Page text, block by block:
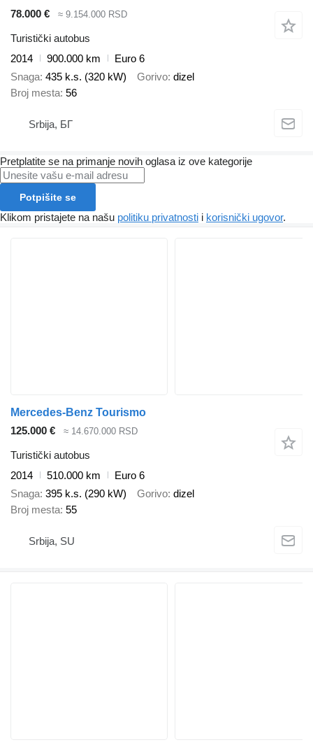
78.000 €
≈ 9.154.000 RSD
Turistički autobus
2014
900.000 km
Euro 6
Snaga 435 k.s. (320 kW) Gorivo dizel
Broj mesta 56
Srbija, БГ
Pretplatite se na primanje novih oglasa iz ove kategorije
Potpišite se
Klikom pristajete na našu politiku privatnosti i korisnički ugovor.
Mercedes-Benz Tourismo
125.000 €
≈ 14.670.000 RSD
Turistički autobus
2014
510.000 km
Euro 6
Snaga 395 k.s. (290 kW) Gorivo dizel
Broj mesta 55
Srbija, SU